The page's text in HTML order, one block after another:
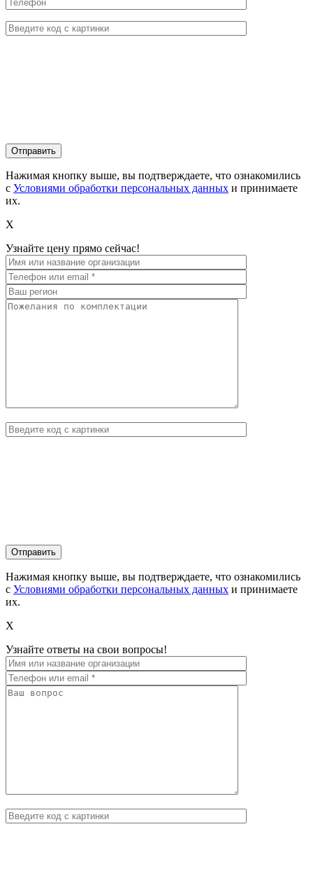
Нажимая кнопку выше, вы подтверждаете, что ознакомились
с Условиями обработки персональных данных и принимаете
их.
X
Узнайте цену прямо сейчас!
Нажимая кнопку выше, вы подтверждаете, что ознакомились
с Условиями обработки персональных данных и принимаете
их.
X
Узнайте ответы на свои вопросы!